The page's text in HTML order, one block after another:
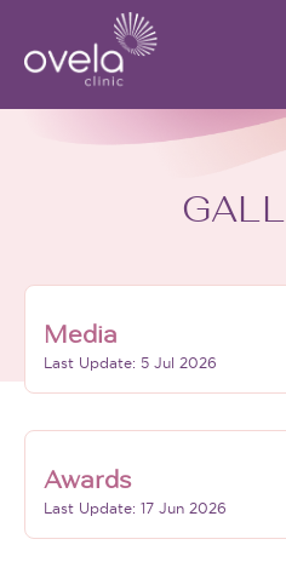
Media
Last Update: 5 Jul 2026
Awards
Last Update: 17 Jun 2026